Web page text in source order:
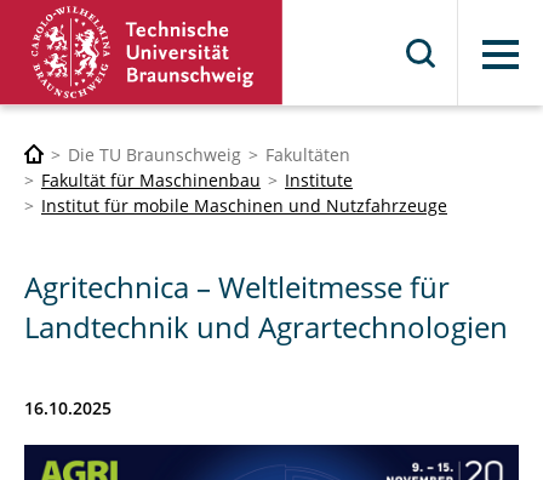
Menü
Die TU Braunschweig
Fakultäten
Fakultät für Maschinenbau
Institute
Institut für mobile Maschinen und Nutzfahrzeuge
Agritechnica – Weltleitmesse für
Landtechnik und Agrartechnologien
16.10.2025